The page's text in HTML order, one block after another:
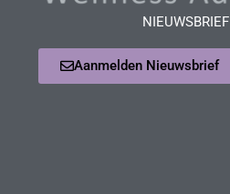
NIEUWSBRIEF
Aanmelden Nieuwsbrief